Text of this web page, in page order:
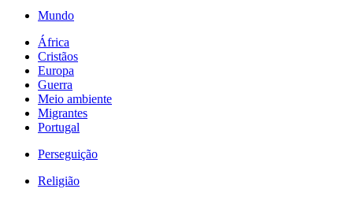
Mundo
África
Cristãos
Europa
Guerra
Meio ambiente
Migrantes
Portugal
Perseguição
Religião